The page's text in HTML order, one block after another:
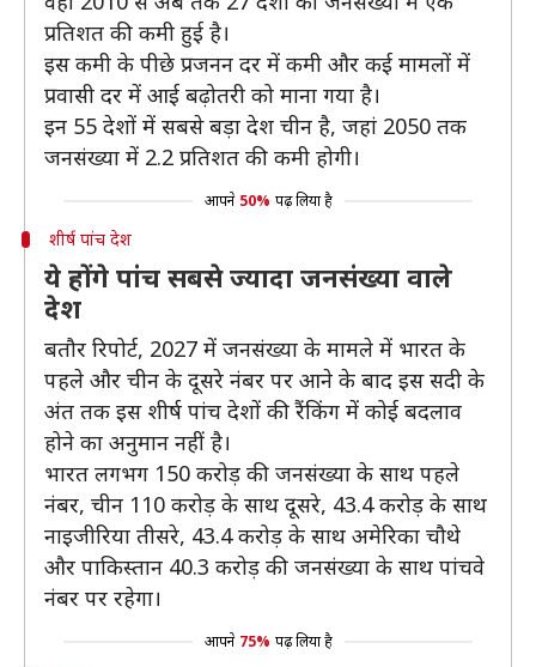
प्रतिशत की कमी हुई है।
इस कमी के पीछे प्रजनन दर में कमी और कई मामलों में
प्रवासी दर में आई बढ़ोतरी को माना गया है।
इन 55 देशों में सबसे बड़ा देश चीन है, जहां 2050 तक
जनसंख्या में 2.2 प्रतिशत की कमी होगी।
आपने 50% पढ़ लिया है
शीर्ष पांच देश
ये होंगे पांच सबसे ज्यादा जनसंख्या वाले
देश
बतौर रिपोर्ट, 2027 में जनसंख्या के मामले में भारत के
पहले और चीन के दूसरे नंबर पर आने के बाद इस सदी के
अंत तक इस शीर्ष पांच देशों की रैंकिंग में कोई बदलाव
होने का अनुमान नहीं है।
भारत लगभग 150 करोड़ की जनसंख्या के साथ पहले
नंबर, चीन 110 करोड़ के साथ दूसरे, 43.4 करोड़ के साथ
नाइजीरिया तीसरे, 43.4 करोड़ के साथ अमेरिका चौथे
और पाकिस्तान 40.3 करोड़ की जनसंख्या के साथ पांचवे
नंबर पर रहेगा।
आपने 75% पढ़ लिया है